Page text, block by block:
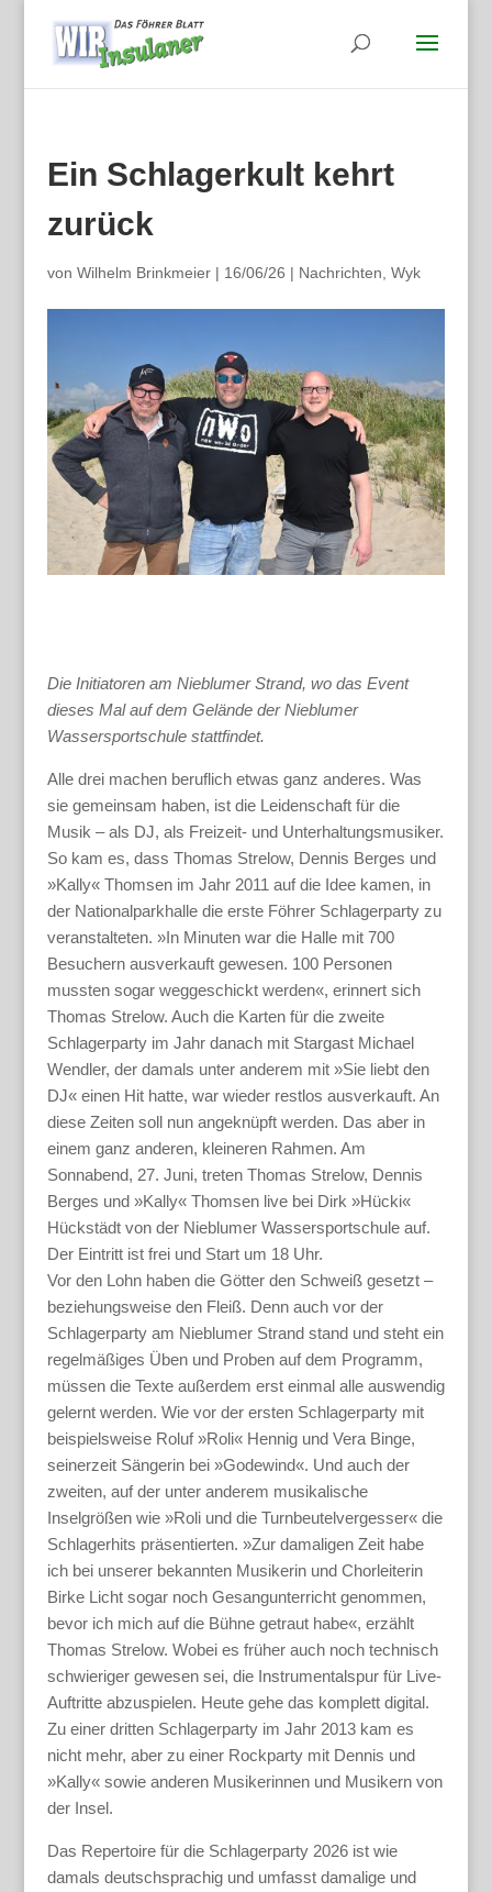
Ein Schlagerkult kehrt
zurück
von Wilhelm Brinkmeier| 16/06/26 | Nachrichten Wyk
Die Initiatoren am Nieblumer Strand, wo das Event
dieses Mal auf dem Gelände der Nieblumer
Wassersportschule stattfindet.
Alle drei machen beruflich etwas ganz anderes. Was
sie gemeinsam haben, ist die Leidenschaft für die
Musik – als DJ, als Freizeit- und Unterhaltungsmusiker.
So kam es, dass Thomas Strelow, Dennis Berges und
»Kally« Thomsen im Jahr 2011 auf die Idee kamen, in
der Nationalparkhalle die erste Föhrer Schlagerparty zu
veranstalteten. »In Minuten war die Halle mit 700
Besuchern ausverkauft gewesen. 100 Personen
mussten sogar weggeschickt werden«, erinnert sich
Thomas Strelow. Auch die Karten für die zweite
Schlagerparty im Jahr danach mit Stargast Michael
Wendler, der damals unter anderem mit »Sie liebt den
DJ« einen Hit hatte, war wieder restlos ausverkauft. An
diese Zeiten soll nun angeknüpft werden. Das aber in
einem ganz anderen, kleineren Rahmen. Am
Sonnabend, 27. Juni, treten Thomas Strelow, Dennis
Berges und »Kally« Thomsen live bei Dirk »Hücki«
Hückstädt von der Nieblumer Wassersportschule auf.
Der Eintritt ist frei und Start um 18 Uhr.
Vor den Lohn haben die Götter den Schweiß gesetzt –
beziehungsweise den Fleiß. Denn auch vor der
Schlagerparty am Nieblumer Strand stand und steht ein
regelmäßiges Üben und Proben auf dem Programm,
müssen die Texte außerdem erst einmal alle auswendig
gelernt werden. Wie vor der ersten Schlagerparty mit
beispielsweise Roluf »Roli« Hennig und Vera Binge,
seinerzeit Sängerin bei »Godewind«. Und auch der
zweiten, auf der unter anderem musikalische
Inselgrößen wie »Roli und die Turnbeutelvergesser« die
Schlagerhits präsentierten. »Zur damaligen Zeit habe
ich bei unserer bekannten Musikerin und Chorleiterin
Birke Licht sogar noch Gesangunterricht genommen,
bevor ich mich auf die Bühne getraut habe«, erzählt
Thomas Strelow. Wobei es früher auch noch technisch
schwieriger gewesen sei, die Instrumentalspur für Live-
Auftritte abzuspielen. Heute gehe das komplett digital.
Zu einer dritten Schlagerparty im Jahr 2013 kam es
nicht mehr, aber zu einer Rockparty mit Dennis und
»Kally« sowie anderen Musikerinnen und Musikern von
der Insel.
Das Repertoire für die Schlagerparty 2026 ist wie
damals deutschsprachig und umfasst damalige und